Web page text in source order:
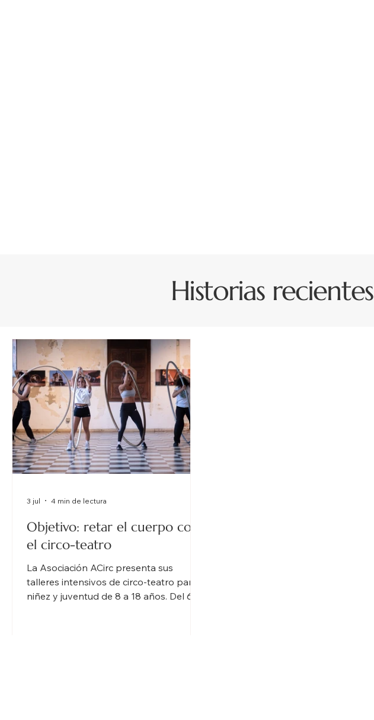
Historias recientes
Objetivo: retar el cuerpo con
el circo-teatro
La Asociación ACirc presenta sus
talleres intensivos de circo-teatro para
niñez y juventud de 8 a 18 años. Del 6 al
3 jul 4 min de lectura